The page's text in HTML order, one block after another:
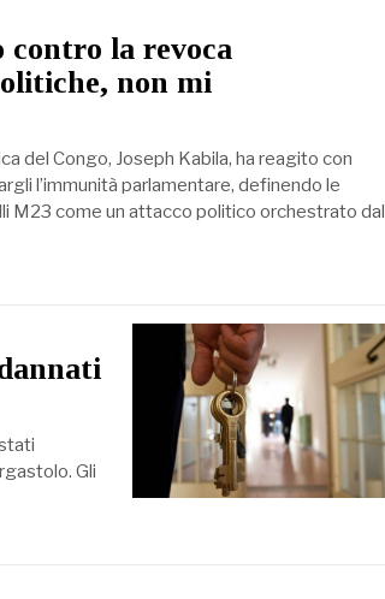
contro la revoca
non mi
del Congo, Joseph Kabila, ha reagito con
l’immunità parlamentare, definendo le
M23 come un attacco politico orchestrato dal
Gli